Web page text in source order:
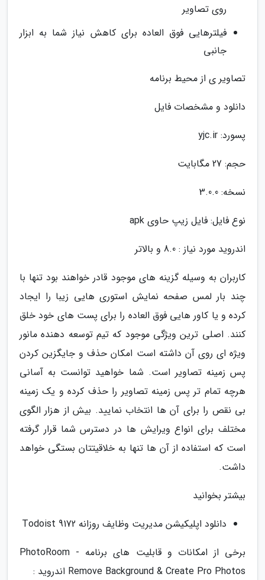
روی تصاویر
فیلترهایی فوق العاده برای کاهش نیاز شما به ابزار
جانبی
تصاویر ی از محیط برنامه
دانلود و مشخصات فایل
پسورد: yjc.ir
حجم: 27 مگابایت
نسخه: 3.0.0
نوع فایل: فایل زیپ حاوی apk
اندروید مورد نیاز : 8.0 و بالاتر
کاربران به وسیله گزینه های موجود قادر خواهند بود تنها با
چند بار لمس صفحه نمایش استوری هایی زیبا را ایجاد
کرده و یا کاور هایی فوق العاده را برای پست های خود خلق
کنند. اصلی ترین ویژگی موجود که تیم توسعه دهنده مانور
ویژه ای روی آن داشته است امکان حذف و جایگزین کردن
پس زمینه تصاویر است. شما خواهید توانست به آسانی
هرچه تمام تر پس زمینه تصاویر را حذف کرده و یک زمینه
بی نقص را برای آن ها انتخاب نمایید. بیش از هزار الگوی
مختلف برای انواع ویرایش ها در دسترس شما قرار گرفته
است که استفاده از آن ها تنها به خلاقیتتان بستگی خواهد
داشت.
بیشتر بخوانید
دانلود اپلیکیشن مدیریت وظایف روزانه Todoist 9172
برخی از امکانات و قابلیت های برنامه PhotoRoom -
Remove Background & Create Pro Photos اندروید :